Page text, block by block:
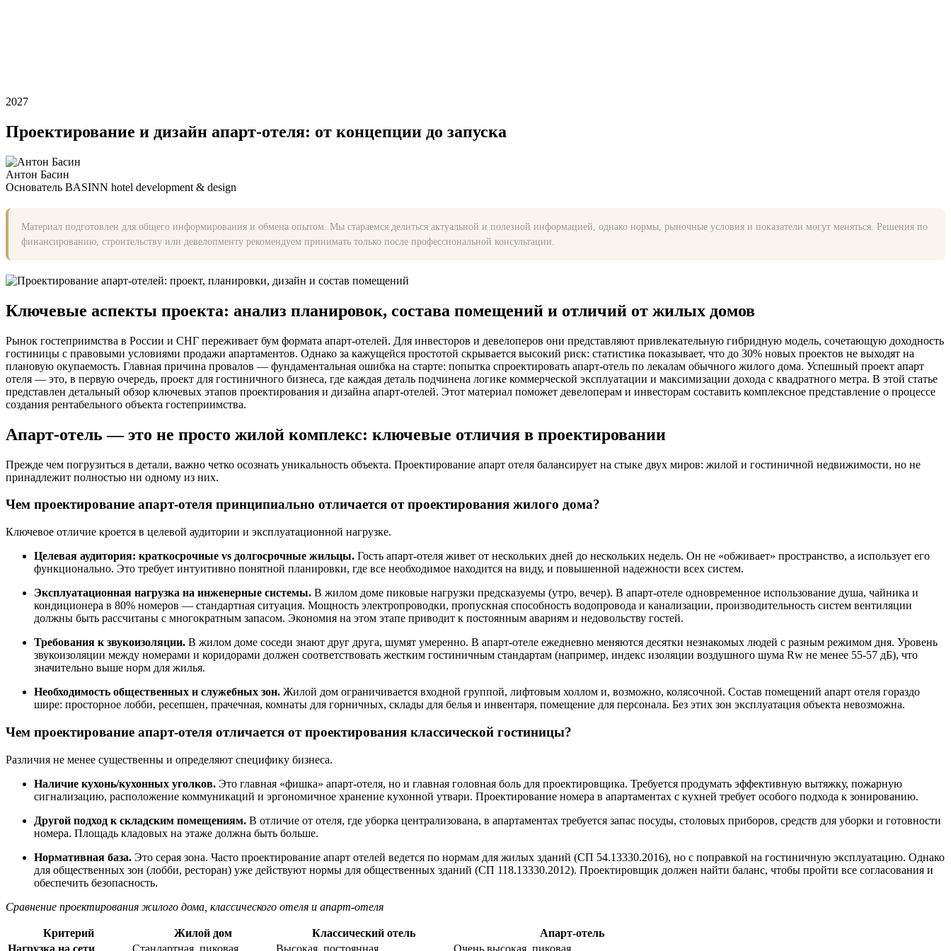
2027
Проектирование и дизайн апарт-отеля: от концепции до запуска
Антон Басин
Основатель BASINN hotel development & design
Материал подготовлен для общего информирования и обмена опытом. Мы стараемся делиться актуальной и полезной информацией, однако нормы, рыночные условия и показатели могут меняться. Решения по
финансированию, строительству или девелопменту рекомендуем принимать только после профессиональной консультации.
Ключевые аспекты проекта: анализ планировок, состава помещений и отличий от жилых домов
Рынок гостеприимства в России и СНГ переживает бум формата апарт-отелей. Для инвесторов и девелоперов они представляют привлекательную гибридную модель, сочетающую доходность
гостиницы с правовыми условиями продажи апартаментов. Однако за кажущейся простотой скрывается высокий риск: статистика показывает, что до 30% новых проектов не выходят на
плановую окупаемость. Главная причина провалов — фундаментальная ошибка на старте: попытка спроектировать апарт-отель по лекалам обычного жилого дома. Успешный проект апарт
отеля — это, в первую очередь, проект для гостиничного бизнеса, где каждая деталь подчинена логике коммерческой эксплуатации и максимизации дохода с квадратного метра. В этой статье
представлен детальный обзор ключевых этапов проектирования и дизайна апарт-отелей. Этот материал поможет девелоперам и инвесторам составить комплексное представление о процессе
создания рентабельного объекта гостеприимства.
Апарт-отель — это не просто жилой комплекс: ключевые отличия в проектировании
Прежде чем погрузиться в детали, важно четко осознать уникальность объекта. Проектирование апарт отеля балансирует на стыке двух миров: жилой и гостиничной недвижимости, но не
принадлежит полностью ни одному из них.
Чем проектирование апарт-отеля принципиально отличается от проектирования жилого дома?
Ключевое отличие кроется в целевой аудитории и эксплуатационной нагрузке.
Целевая аудитория: краткосрочные vs долгосрочные жильцы. Гость апарт-отеля живет от нескольких дней до нескольких недель. Он не «обживает» пространство, а использует его
функционально. Это требует интуитивно понятной планировки, где все необходимое находится на виду, и повышенной надежности всех систем.
Эксплуатационная нагрузка на инженерные системы. В жилом доме пиковые нагрузки предсказуемы (утро, вечер). В апарт-отеле одновременное использование душа, чайника и
кондиционера в 80% номеров — стандартная ситуация. Мощность электропроводки, пропускная способность водопровода и канализации, производительность систем вентиляции
должны быть рассчитаны с многократным запасом. Экономия на этом этапе приводит к постоянным авариям и недовольству гостей.
Требования к звукоизоляции. В жилом доме соседи знают друг друга, шумят умеренно. В апарт-отеле ежедневно меняются десятки незнакомых людей с разным режимом дня. Уровень
звукоизоляции между номерами и коридорами должен соответствовать жестким гостиничным стандартам (например, индекс изоляции воздушного шума Rw не менее 55-57 дБ), что
значительно выше норм для жилья.
Необходимость общественных и служебных зон. Жилой дом ограничивается входной группой, лифтовым холлом и, возможно, колясочной. Состав помещений апарт отеля гораздо
шире: просторное лобби, ресепшен, прачечная, комнаты для горничных, склады для белья и инвентаря, помещение для персонала. Без этих зон эксплуатация объекта невозможна.
Чем проектирование апарт-отеля отличается от проектирования классической гостиницы?
Различия не менее существенны и определяют специфику бизнеса.
Наличие кухонь/кухонных уголков. Это главная «фишка» апарт-отеля, но и главная головная боль для проектировщика. Требуется продумать эффективную вытяжку, пожарную
сигнализацию, расположение коммуникаций и эргономичное хранение кухонной утвари. Проектирование номера в апартаментах с кухней требует особого подхода к зонированию.
Другой подход к складским помещениям. В отличие от отеля, где уборка централизована, в апартаментах требуется запас посуды, столовых приборов, средств для уборки и готовности
номера. Площадь кладовых на этаже должна быть больше.
Нормативная база. Это серая зона. Часто проектирование апарт отелей ведется по нормам для жилых зданий (СП 54.13330.2016), но с поправкой на гостиничную эксплуатацию. Однако
для общественных зон (лобби, ресторан) уже действуют нормы для общественных зданий (СП 118.13330.2012). Проектировщик должен найти баланс, чтобы пройти все согласования и
обеспечить безопасность.
Сравнение проектирования жилого дома, классического отеля и апарт-отеля
Критерий Жилой дом Классический отель
Апарт-отель
Нагрузка на сети
Стандартная, пиковая Высокая, постоянная Очень высокая, пиковая